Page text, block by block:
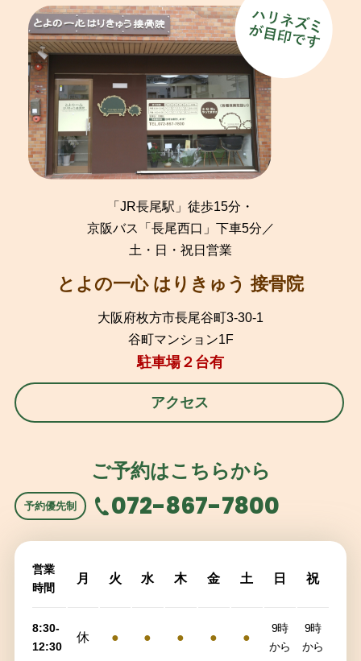
「JR長尾駅」徒歩15分・
京阪バス「長尾西口」下車5分／
土・日・祝日営業
とよの一心 はりきゅう 接骨院
大阪府枚方市長尾谷町3-30-1
谷町マンション1F
駐車場２台有
アクセス
ご予約はこちらから
予約優先制 072-867-7800
営業
時間
月 火 水 木 金 土 日 祝
8:30-
12:30
休 ● ● ● ● ●
9時
から
9時
から